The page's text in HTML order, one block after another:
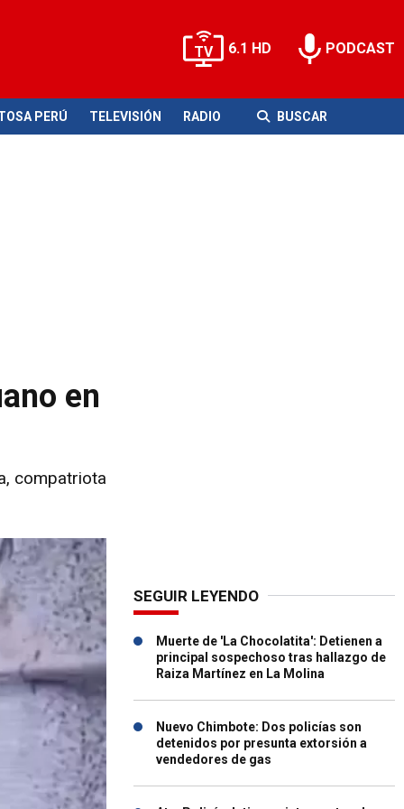
6.1 HD PODCAST
PERÚ TELEVISIÓN RADIO BUSCAR
en
compatriota
SEGUIR LEYENDO
Muerte de 'La Chocolatita': Detienen a
principal sospechoso tras hallazgo de
Raiza Martínez en La Molina
Nuevo Chimbote: Dos policías son
detenidos por presunta extorsión a
vendedores de gas